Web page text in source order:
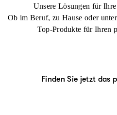
Unsere Lösungen für
Ob im Beruf, zu Hause oder
Top-Produkte für Ihren
Finden Sie jetzt das